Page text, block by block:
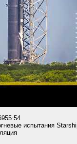
55:54
испытания